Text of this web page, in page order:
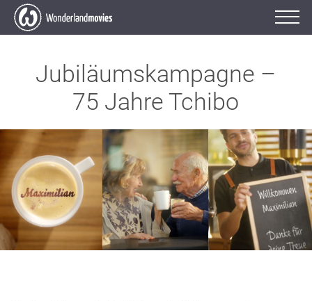
Jubiläumskampagne –
75 Jahre Tchibo